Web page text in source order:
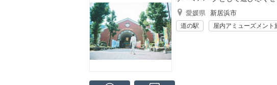
愛媛県 新居浜市
道の駅 屋内アミューズメント